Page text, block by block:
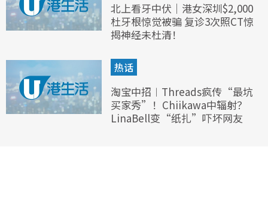
北上看牙中伏｜港女深圳$2,000
杜牙根惊觉被骗 复诊3次照CT惊
揭神经未杜清！
热话
淘宝中招︱Threads疯传“最坑
买家秀”！Chiikawa中辐射？
LinaBell变“纸扎”吓坏网友